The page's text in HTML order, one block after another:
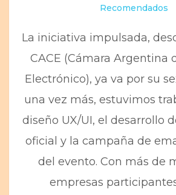
Recomendados
La iniciativa impulsada,
CACE (Cámara Argentina
Electrónico), ya va por su
una vez más, estuvimos
diseño UX/UI, el desarrollo
oficial y la campaña de
del evento. Con más de
empresas